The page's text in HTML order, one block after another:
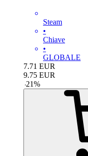
Steam
•
Chiave
•
GLOBALE
7.71 EUR
9.75 EUR
-21%